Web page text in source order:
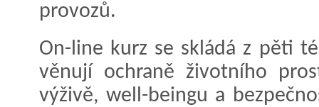
provozů.
On-line kurz se skládá z pěti
věnují ochraně životního
výživě, well-beingu a